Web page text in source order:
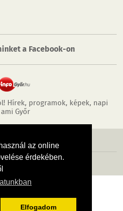
az online
érdekében.
Elfogadom
a Facebook-on
Hírek, programok, képek, napi
Győr